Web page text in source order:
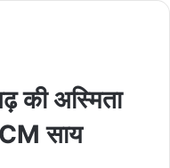
की अस्मिता
साय